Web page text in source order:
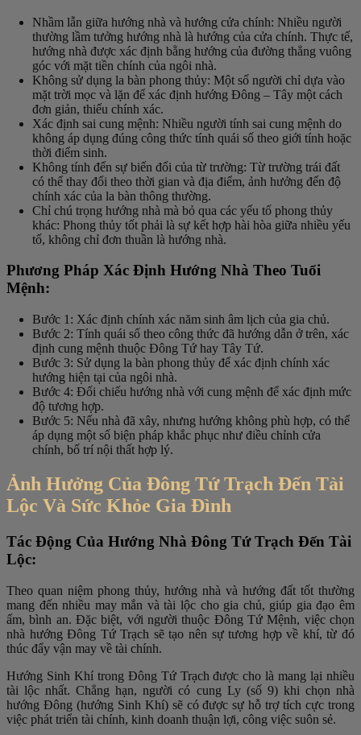
Nhầm lẫn giữa hướng nhà và hướng cửa chính: Nhiều người
thường lầm tưởng hướng nhà là hướng của cửa chính. Thực tế,
hướng nhà được xác định bằng hướng của đường thẳng vuông
góc với mặt tiền chính của ngôi nhà.
Không sử dụng la bàn phong thủy: Một số người chỉ dựa vào
mặt trời mọc và lặn để xác định hướng Đông – Tây một cách
đơn giản, thiếu chính xác.
Xác định sai cung mệnh: Nhiều người tính sai cung mệnh do
không áp dụng đúng công thức tính quái số theo giới tính hoặc
thời điểm sinh.
Không tính đến sự biến đổi của từ trường: Từ trường trái đất
có thể thay đổi theo thời gian và địa điểm, ảnh hưởng đến độ
chính xác của la bàn thông thường.
Chỉ chú trọng hướng nhà mà bỏ qua các yếu tố phong thủy
khác: Phong thủy tốt phải là sự kết hợp hài hòa giữa nhiều yếu
tố, không chỉ đơn thuần là hướng nhà.
Phương Pháp Xác Định Hướng Nhà Theo Tuổi
Mệnh:
Bước 1: Xác định chính xác năm sinh âm lịch của gia chủ.
Bước 2: Tính quái số theo công thức đã hướng dẫn ở trên, xác
định cung mệnh thuộc Đông Tứ hay Tây Tứ.
Bước 3: Sử dụng la bàn phong thủy để xác định chính xác
hướng hiện tại của ngôi nhà.
Bước 4: Đối chiếu hướng nhà với cung mệnh để xác định mức
độ tương hợp.
Bước 5: Nếu nhà đã xây, nhưng hướng không phù hợp, có thể
áp dụng một số biện pháp khắc phục như điều chỉnh cửa
chính, bố trí nội thất hợp lý.
Ảnh Hưởng Của Đông Tứ Trạch Đến Tài
Lộc Và Sức Khỏe Gia Đình
Tác Động Của Hướng Nhà Đông Tứ Trạch Đến Tài
Lộc:
Theo quan niệm phong thủy, hướng nhà và hướng đất tốt thường
mang đến nhiều may mắn và tài lộc cho gia chủ, giúp gia đạo êm
ấm, bình an. Đặc biệt, với người thuộc Đông Tứ Mệnh, việc chọn
nhà hướng Đông Tứ Trạch sẽ tạo nên sự tương hợp về khí, từ đó
thúc đẩy vận may về tài chính.
Hướng Sinh Khí trong Đông Tứ Trạch được cho là mang lại nhiều
tài lộc nhất. Chẳng hạn, người có cung Ly (số 9) khi chọn nhà
hướng Đông (hướng Sinh Khí) sẽ có được sự hỗ trợ tích cực trong
việc phát triển tài chính, kinh doanh thuận lợi, công việc suôn sẻ.